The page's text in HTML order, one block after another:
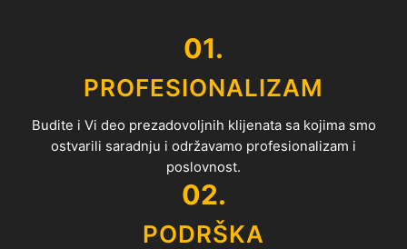
01.
PROFESIONALIZAM
Budite i Vi deo prezadovoljnih klijenata sa kojima smo
ostvarili saradnju i održavamo profesionalizam i
poslovnost.
02.
PODRŠKA